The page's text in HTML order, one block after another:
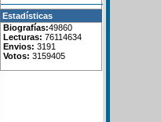
Estadísticas
Biografías:49860
Lecturas: 76114634
Envios: 3191
Votos: 3159405